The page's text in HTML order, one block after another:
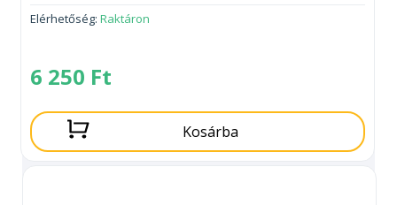
Elérhetőség: Raktáron
6 250 Ft
Kosárba